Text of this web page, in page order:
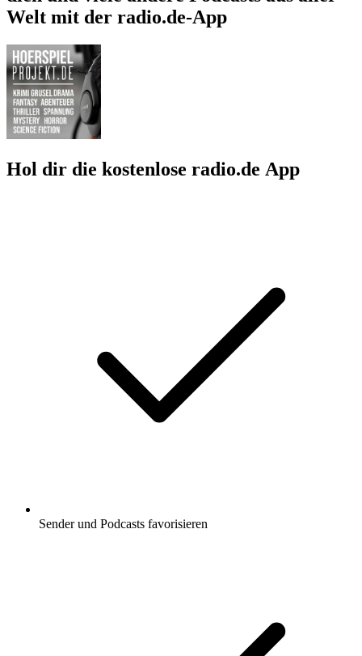
Welt mit der radio.de-App
Hol dir die kostenlose radio.de App
Sender und Podcasts favorisieren